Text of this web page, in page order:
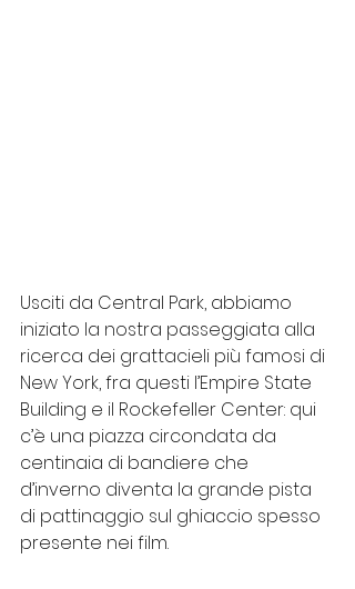
Usciti da Central Park, abbiamo
iniziato la nostra passeggiata alla
ricerca dei grattacieli più famosi di
New York, fra questi l’Empire State
Building e il Rockefeller Center: qui
c’è una piazza circondata da
centinaia di bandiere che
d’inverno diventa la grande pista
di pattinaggio sul ghiaccio spesso
presente nei film.